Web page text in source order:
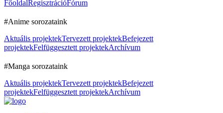
FőoldalRegisztrációFórum
#Anime sorozataink
Aktuális projektekTervezett projektekBefejezett
projektekFelfüggesztett projektekArchívum
#Manga sorozataink
Aktuális projektekTervezett projektekBefejezett
projektekFelfüggesztett projektekArchívum